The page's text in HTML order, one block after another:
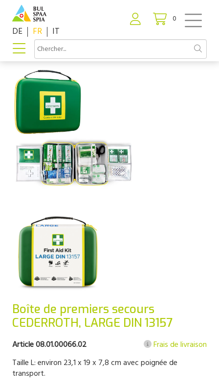
0
DE FR IT
Boîte de premiers secours
CEDERROTH, LARGE DIN 13157
Article 08.01.00066.02
Frais de livraison
Taille L: environ 23,1 x 19 x 7,8 cm avec poignée de
transport.